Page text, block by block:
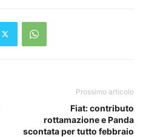
Prossimo articolo
Fiat: contributo
rottamazione e Panda
scontata per tutto febbraio